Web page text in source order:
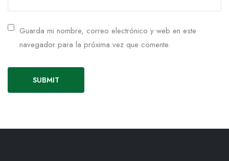
Guarda mi nombre, correo electrónico y web en este
navegador para la próxima vez que comente.